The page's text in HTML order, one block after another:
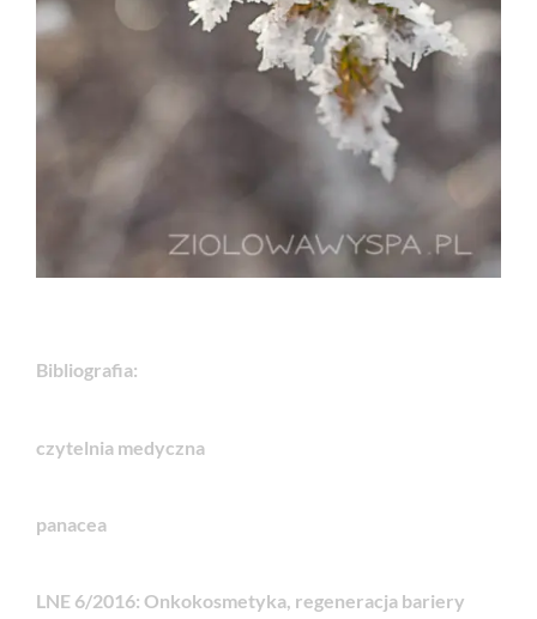
Bibliografia:
czytelnia medyczna
panacea
LNE 6/2016: Onkokosmetyka, regeneracja bariery